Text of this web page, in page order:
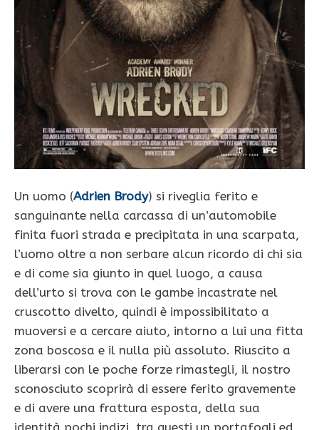
Un uomo (Adrien Brody) si riveglia ferito e
sanguinante nella carcassa di un’automobile
finita fuori strada e precipitata in una scarpata,
l’uomo oltre a non serbare alcun ricordo di chi sia
e di come sia giunto in quel luogo, a causa
dell’urto si trova con le gambe incastrate nel
cruscotto divelto, quindi è impossibilitato a
muoversi e a cercare aiuto, intorno a lui una fitta
zona boscosa e il nulla più assoluto. Riuscito a
liberarsi con le poche forze rimastegli, il nostro
sconosciuto scoprirà di essere ferito gravemente
e di avere una frattura esposta, della sua